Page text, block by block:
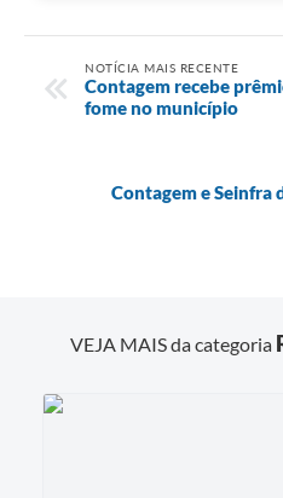
NOTÍCIA MAIS RECENTE
Contagem recebe
fome no município
Contagem e Seinfra
VEJA MAIS da categoria